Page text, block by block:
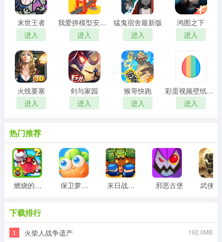
末世王者
进入
我爱拼模型安卓版
进入
猛鬼宿舍最新版
进入
鸿图之下
进入
火线要塞
进入
剑与家园
进入
猴哥快跑
进入
彩蛋视频壁纸手机版
进入
热门推荐
燃烧的蔬菜2正版 保卫萝卜3最新版 末日战线最新版 邪恶古堡
下载排行
1 火柴人战争遗产 192.0MB